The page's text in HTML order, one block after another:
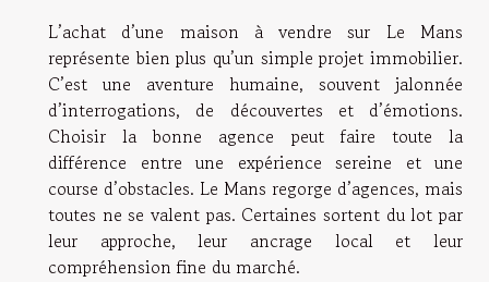
L’achat d’une maison à vendre sur Le Mans
représente bien plus qu’un simple projet immobilier.
C’est une aventure humaine, souvent jalonnée
d’interrogations, de découvertes et d’émotions.
Choisir la bonne agence peut faire toute la
différence entre une expérience sereine et une
course d’obstacles. Le Mans regorge d’agences, mais
toutes ne se valent pas. Certaines sortent du lot par
leur approche, leur ancrage local et leur
compréhension fine du marché.